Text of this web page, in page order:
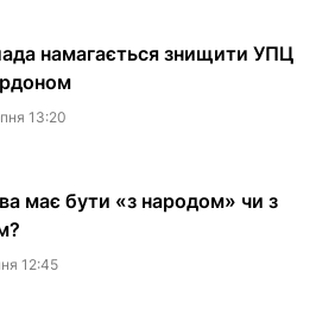
намагається знищити УПЦ
13:20
має бути «з народом» чи з
12:45